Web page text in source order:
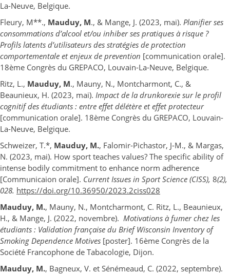
La-Neuve, Belgique.
Fleury, M**., Mauduy, M., & Mange, J. (2023, mai). Planifier ses
consommations d’alcool et/ou inhiber ses pratiques à risque ?
Profils latents d’utilisateurs des stratégies de protection
comportementale et enjeux de prevention [communication orale].
18ème Congrès du GREPACO, Louvain-La-Neuve, Belgique.
Ritz, L., Mauduy, M., Mauny, N., Montcharmont, C., &
Beaunieux, H. (2023, mai). Impact de la drunkorexie sur le profil
cognitif des étudiants : entre effet délétère et effet protecteur
[communication orale]. 18ème Congrès du GREPACO, Louvain-
La-Neuve, Belgique.
Schweizer, T.*, Mauduy, M., Falomir-Pichastor, J-M., & Margas,
N. (2023, mai). How sport teaches values? The specific ability of
intense bodily commitment to enhance norm adherence
[Communicaion orale]. Current Issues in Sport Science (CISS), 8(2),
028. https://doi.org/10.36950/2023.2ciss028
Mauduy, M., Mauny, N., Montcharmont, C. Ritz, L., Beaunieux,
H., & Mange, J. (2022, novembre). Motivations à fumer chez les
étudiants : Validation française du Brief Wisconsin Inventory of
Smoking Dependence Motives [poster]. 16ème Congrès de la
Société Francophone de Tabacologie, Dijon.
Mauduy, M., Bagneux, V. et Sénémeaud, C. (2022, septembre).